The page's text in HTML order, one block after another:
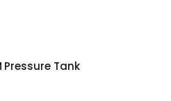
Pressure Tank